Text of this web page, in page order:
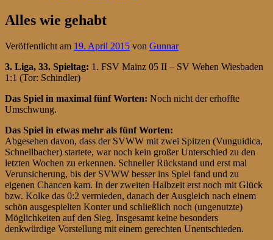
Alles wie gehabt
Veröffentlicht am 19. April 2015 von Gunnar
3. Liga, 33. Spieltag: 1. FSV Mainz 05 II – SV Wehen Wiesbaden
1:1 (Tor: Schindler)
Das Spiel in maximal fünf Worten: Noch nicht der erhoffte
Umschwung.
Das Spiel in etwas mehr als fünf Worten:
Abgesehen davon, dass der SVWW mit zwei Spitzen (Vunguidica,
Schnellbacher) startete, war noch kein großer Unterschied zu den
letzten Wochen zu erkennen. Schneller Rückstand und erst mal
Verunsicherung, bis der SVWW besser ins Spiel fand und zu
eigenen Chancen kam. In der zweiten Halbzeit erst noch mit Glück
bzw. Kolke das 0:2 vermieden, danach der Ausgleich nach einem
schön ausgespielten Konter und schließlich noch (ungenutzte)
Möglichkeiten auf den Sieg. Insgesamt keine besonders
denkwürdige Vorstellung mit einem gerechten Unentschieden.